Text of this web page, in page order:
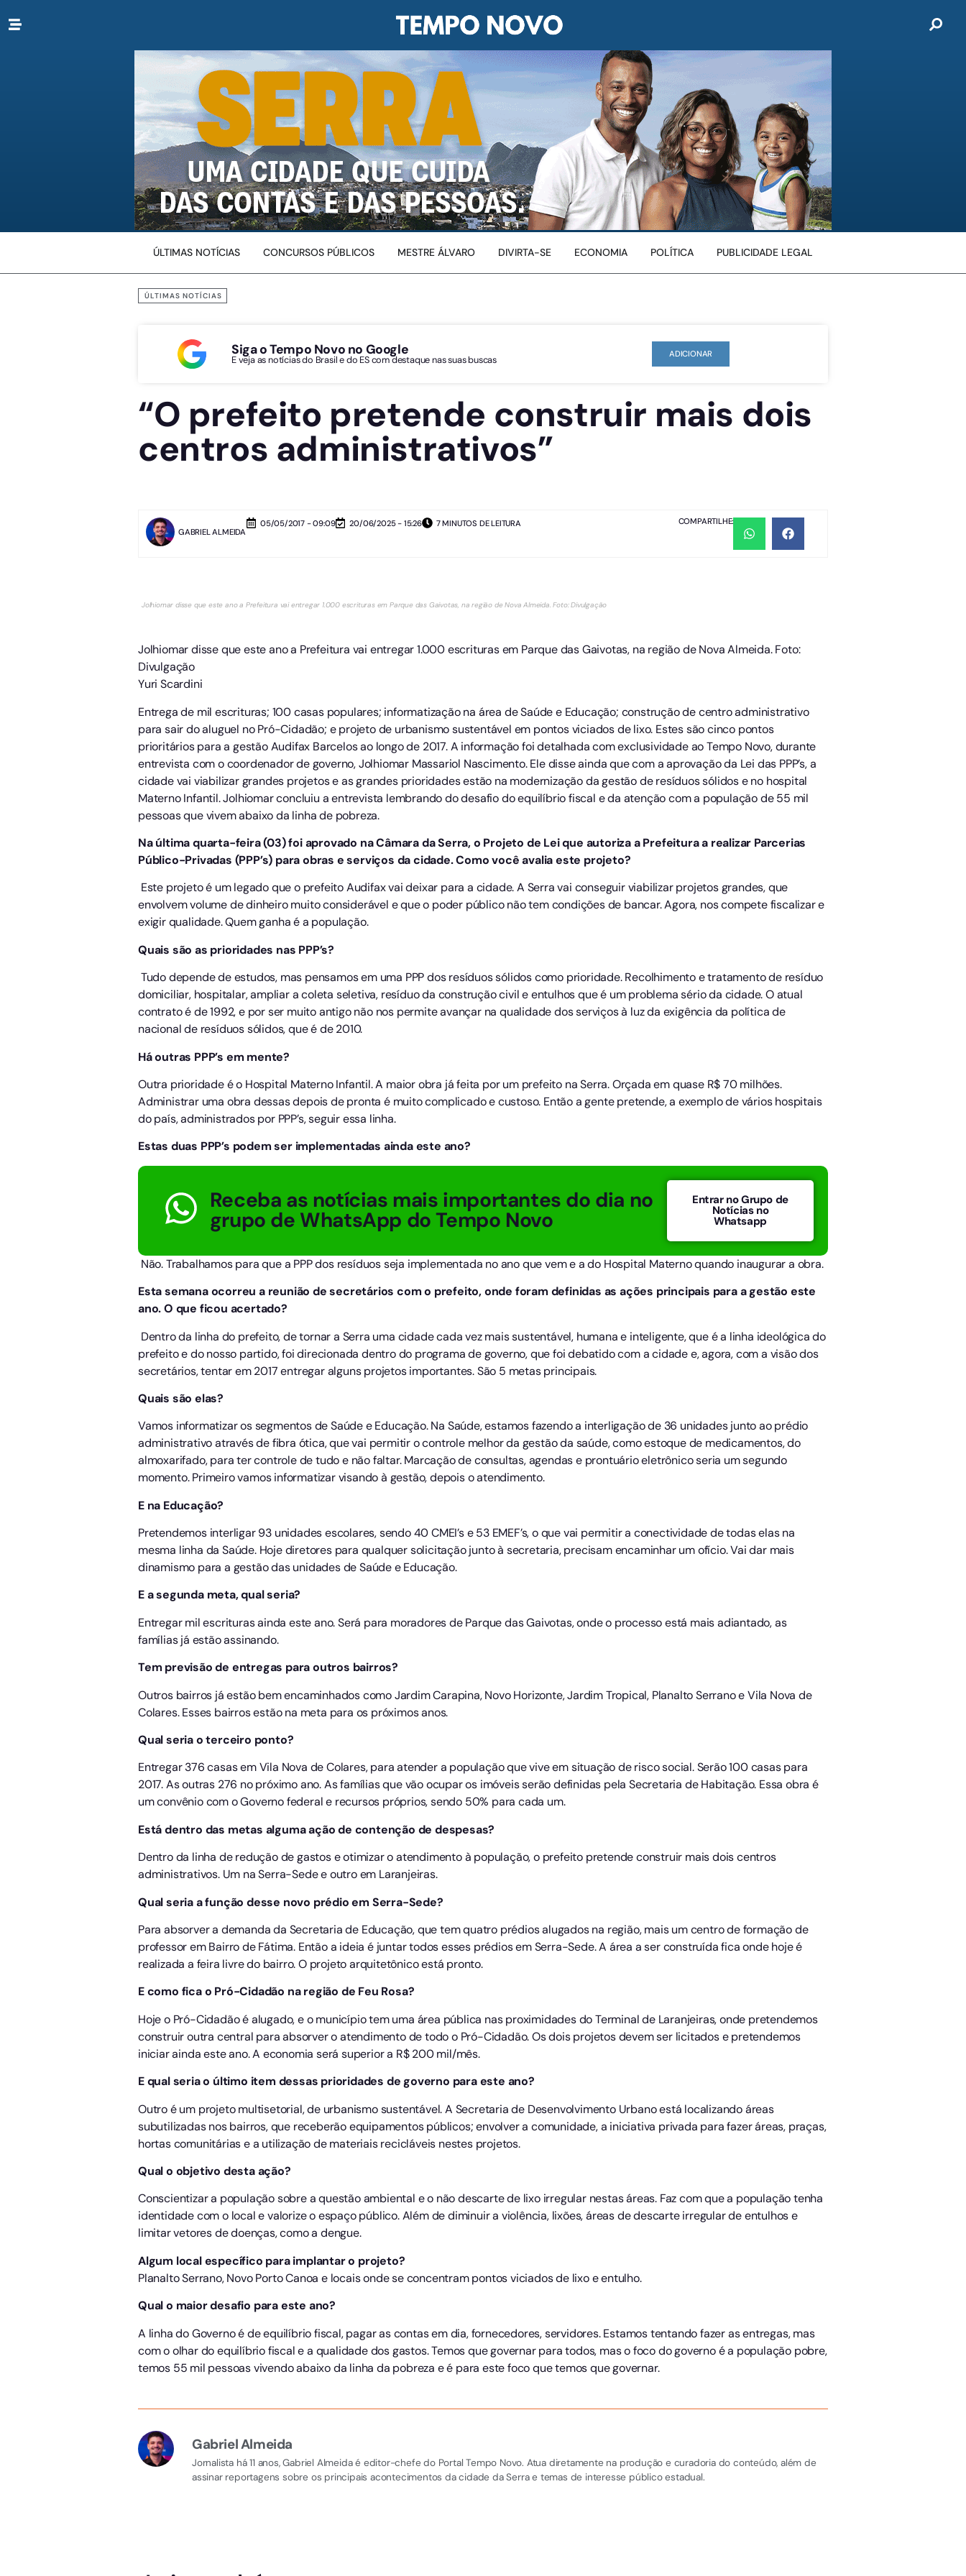
ÚLTIMAS NOTÍCIAS CONCURSOS PÚBLICOS MESTRE ÁLVARO DIVIRTA-SE ECONOMIA POLÍTICA PUBLICIDADE LEGAL
ÚLTIMAS NOTÍCIAS
Siga o Tempo Novo no Google
E veja as notícias do Brasil e do ES com destaque nas suas buscas ADICIONAR
“O prefeito pretende construir mais dois
centros administrativos”
GABRIEL ALMEIDA
05/05/2017 - 09:09 20/06/2025 - 15:26 7 MINUTOS DE LEITURA COMPARTILHE:
Jolhiomar disse que este ano a Prefeitura vai entregar 1.000 escrituras em Parque das Gaivotas, na região de Nova Almeida. Foto: Divulgação
Jolhiomar disse que este ano a Prefeitura vai entregar 1.000 escrituras em Parque das Gaivotas, na região de Nova Almeida. Foto:
Divulgação
Yuri Scardini
Entrega de mil escrituras; 100 casas populares; informatização na área de Saúde e Educação; construção de centro administrativo
para sair do aluguel no Pró-Cidadão; e projeto de urbanismo sustentável em pontos viciados de lixo. Estes são cinco pontos
prioritários para a gestão Audifax Barcelos ao longo de 2017. A informação foi detalhada com exclusividade ao Tempo Novo, durante
entrevista com o coordenador de governo, Jolhiomar Massariol Nascimento. Ele disse ainda que com a aprovação da Lei das PPP’s, a
cidade vai viabilizar grandes projetos e as grandes prioridades estão na modernização da gestão de resíduos sólidos e no hospital
Materno Infantil. Jolhiomar concluiu a entrevista lembrando do desafio do equilíbrio fiscal e da atenção com a população de 55 mil
pessoas que vivem abaixo da linha de pobreza.
Na última quarta-feira (03) foi aprovado na Câmara da Serra, o Projeto de Lei que autoriza a Prefeitura a realizar Parcerias
Público-Privadas (PPP’s) para obras e serviços da cidade. Como você avalia este projeto?
Este projeto é um legado que o prefeito Audifax vai deixar para a cidade. A Serra vai conseguir viabilizar projetos grandes, que
envolvem volume de dinheiro muito considerável e que o poder público não tem condições de bancar. Agora, nos compete fiscalizar e
exigir qualidade. Quem ganha é a população.
Quais são as prioridades nas PPP’s?
Tudo depende de estudos, mas pensamos em uma PPP dos resíduos sólidos como prioridade. Recolhimento e tratamento de resíduo
domiciliar, hospitalar, ampliar a coleta seletiva, resíduo da construção civil e entulhos que é um problema sério da cidade. O atual
contrato é de 1992, e por ser muito antigo não nos permite avançar na qualidade dos serviços à luz da exigência da política de
nacional de resíduos sólidos, que é de 2010.
Há outras PPP’s em mente?
Outra prioridade é o Hospital Materno Infantil. A maior obra já feita por um prefeito na Serra. Orçada em quase R$ 70 milhões.
Administrar uma obra dessas depois de pronta é muito complicado e custoso. Então a gente pretende, a exemplo de vários hospitais
do país, administrados por PPP’s, seguir essa linha.
Estas duas PPP’s podem ser implementadas ainda este ano?
Receba as notícias mais importantes do dia no
grupo de WhatsApp do Tempo Novo
Entrar no Grupo de
Notícias no
Whatsapp
Não. Trabalhamos para que a PPP dos resíduos seja implementada no ano que vem e a do Hospital Materno quando inaugurar a obra.
Esta semana ocorreu a reunião de secretários com o prefeito, onde foram definidas as ações principais para a gestão este
ano. O que ficou acertado?
Dentro da linha do prefeito, de tornar a Serra uma cidade cada vez mais sustentável, humana e inteligente, que é a linha ideológica do
prefeito e do nosso partido, foi direcionada dentro do programa de governo, que foi debatido com a cidade e, agora, com a visão dos
secretários, tentar em 2017 entregar alguns projetos importantes. São 5 metas principais.
Quais são elas?
Vamos informatizar os segmentos de Saúde e Educação. Na Saúde, estamos fazendo a interligação de 36 unidades junto ao prédio
administrativo através de fibra ótica, que vai permitir o controle melhor da gestão da saúde, como estoque de medicamentos, do
almoxarifado, para ter controle de tudo e não faltar. Marcação de consultas, agendas e prontuário eletrônico seria um segundo
momento. Primeiro vamos informatizar visando à gestão, depois o atendimento.
E na Educação?
Pretendemos interligar 93 unidades escolares, sendo 40 CMEI’s e 53 EMEF’s, o que vai permitir a conectividade de todas elas na
mesma linha da Saúde. Hoje diretores para qualquer solicitação junto à secretaria, precisam encaminhar um ofício. Vai dar mais
dinamismo para a gestão das unidades de Saúde e Educação.
E a segunda meta, qual seria?
Entregar mil escrituras ainda este ano. Será para moradores de Parque das Gaivotas, onde o processo está mais adiantado, as
famílias já estão assinando.
Tem previsão de entregas para outros bairros?
Outros bairros já estão bem encaminhados como Jardim Carapina, Novo Horizonte, Jardim Tropical, Planalto Serrano e Vila Nova de
Colares. Esses bairros estão na meta para os próximos anos.
Qual seria o terceiro ponto?
Entregar 376 casas em Vila Nova de Colares, para atender a população que vive em situação de risco social. Serão 100 casas para
2017. As outras 276 no próximo ano. As famílias que vão ocupar os imóveis serão definidas pela Secretaria de Habitação. Essa obra é
um convênio com o Governo federal e recursos próprios, sendo 50% para cada um.
Está dentro das metas alguma ação de contenção de despesas?
Dentro da linha de redução de gastos e otimizar o atendimento à população, o prefeito pretende construir mais dois centros
administrativos. Um na Serra-Sede e outro em Laranjeiras.
Qual seria a função desse novo prédio em Serra-Sede?
Para absorver a demanda da Secretaria de Educação, que tem quatro prédios alugados na região, mais um centro de formação de
professor em Bairro de Fátima. Então a ideia é juntar todos esses prédios em Serra-Sede. A área a ser construída fica onde hoje é
realizada a feira livre do bairro. O projeto arquitetônico está pronto.
E como fica o Pró-Cidadão na região de Feu Rosa?
Hoje o Pró-Cidadão é alugado, e o município tem uma área pública nas proximidades do Terminal de Laranjeiras, onde pretendemos
construir outra central para absorver o atendimento de todo o Pró-Cidadão. Os dois projetos devem ser licitados e pretendemos
iniciar ainda este ano. A economia será superior a R$ 200 mil/mês.
E qual seria o último item dessas prioridades de governo para este ano?
Outro é um projeto multisetorial, de urbanismo sustentável. A Secretaria de Desenvolvimento Urbano está localizando áreas
subutilizadas nos bairros, que receberão equipamentos públicos; envolver a comunidade, a iniciativa privada para fazer áreas, praças,
hortas comunitárias e a utilização de materiais recicláveis nestes projetos.
Qual o objetivo desta ação?
Conscientizar a população sobre a questão ambiental e o não descarte de lixo irregular nestas áreas. Faz com que a população tenha
identidade com o local e valorize o espaço público. Além de diminuir a violência, lixões, áreas de descarte irregular de entulhos e
limitar vetores de doenças, como a dengue.
Algum local específico para implantar o projeto?
Planalto Serrano, Novo Porto Canoa e locais onde se concentram pontos viciados de lixo e entulho.
Qual o maior desafio para este ano?
A linha do Governo é de equilíbrio fiscal, pagar as contas em dia, fornecedores, servidores. Estamos tentando fazer as entregas, mas
com o olhar do equilíbrio fiscal e a qualidade dos gastos. Temos que governar para todos, mas o foco do governo é a população pobre,
temos 55 mil pessoas vivendo abaixo da linha da pobreza e é para este foco que temos que governar.
Gabriel Almeida
Jornalista há 11 anos, Gabriel Almeida é editor-chefe do Portal Tempo Novo. Atua diretamente na produção e curadoria do conteúdo, além de
assinar reportagens sobre os principais acontecimentos da cidade da Serra e temas de interesse público estadual.